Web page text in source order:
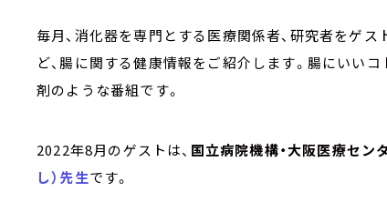
毎月、消化器を専門とする医療関係者、研究者をゲ
ど、腸に関する健康情報をご紹介します。腸にいい
剤のような番組です。
2022年8月のゲストは、 国立病院機構・大阪医療セン
し）先生です。